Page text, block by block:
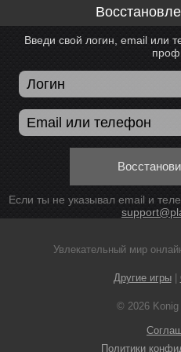
Введи свой логин, email или
Если ты не указывал email и
Увлекательный мир
Другие игры|
© 2026 Konig
Политики